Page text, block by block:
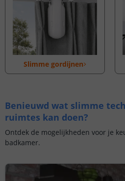
Slimme gordijnen
Benieuwd wat slimme
ruimtes kan doen?
Ontdek de mogelijkheden voor je
badkamer.